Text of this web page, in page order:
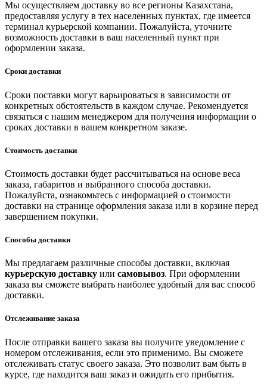
Мы осуществляем доставку во все регионы Казахстана,
предоставляя услугу в тех населенных пунктах, где имеется
терминал курьерской компании. Пожалуйста, уточните
возможность доставки в ваш населенный пункт при
оформлении заказа.
Сроки доставки
Сроки поставки могут варьироваться в зависимости от
конкретных обстоятельств в каждом случае. Рекомендуется
связаться с нашим менеджером для получения информации о
сроках доставки в вашем конкретном заказе.
Стоимость доставки
Стоимость доставки будет рассчитываться на основе веса
заказа, габаритов и выбранного способа доставки.
Пожалуйста, ознакомьтесь с информацией о стоимости
доставки на странице оформления заказа или в корзине перед
завершением покупки.
Способы доставки
Мы предлагаем различные способы доставки, включая
курьерскую доставку или самовывоз. При оформлении
заказа вы сможете выбрать наиболее удобный для вас способ
доставки.
Отслеживание заказа
После отправки вашего заказа вы получите уведомление с
номером отслеживания, если это применимо. Вы сможете
отслеживать статус своего заказа. Это позволит вам быть в
курсе, где находится ваш заказ и ожидать его прибытия.